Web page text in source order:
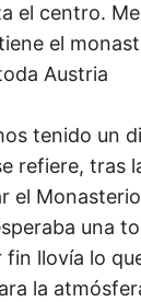
el centro.
el
Austria
tenido un
refiere, tras
el
una
fin llovía lo
la